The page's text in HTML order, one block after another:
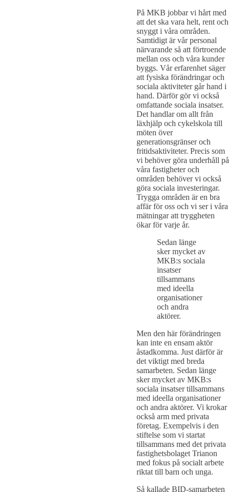
På MKB jobbar vi hårt med
att det ska vara helt, rent och
snyggt i våra områden.
Samtidigt är vår personal
närvarande så att förtroende
mellan oss och våra kunder
byggs. Vår erfarenhet säger
att fysiska förändringar och
sociala aktiviteter går hand i
hand. Därför gör vi också
omfattande sociala insatser.
Det handlar om allt från
läxhjälp och cykelskola till
möten över
generationsgränser och
fritidsaktiviteter. Precis som
vi behöver göra underhåll på
våra fastigheter och
områden behöver vi också
göra sociala investeringar.
Trygga områden är en bra
affär för oss och vi ser i våra
mätningar att tryggheten
ökar för varje år.
Sedan länge
sker mycket av
MKB:s sociala
insatser
tillsammans
med ideella
organisationer
och andra
aktörer.
Men den här förändringen
kan inte en ensam aktör
åstadkomma. Just därför är
det viktigt med breda
samarbeten. Sedan länge
sker mycket av MKB:s
sociala insatser tillsammans
med ideella organisationer
och andra aktörer. Vi krokar
också arm med privata
företag. Exempelvis i den
stiftelse som vi startat
tillsammans med det privata
fastighetsbolaget Trianon
med fokus på socialt arbete
riktat till barn och unga.
Så kallade BID-samarbeten